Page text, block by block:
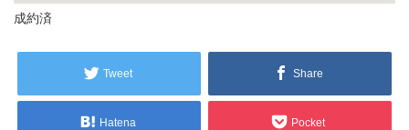
成約済
Tweet Share
Hatena Pocket